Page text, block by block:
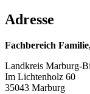
Adresse
Fachbereich
Landkreis Marburg-
Im Lichtenholz 60
35043 Marburg